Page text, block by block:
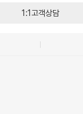
1:1고객상담